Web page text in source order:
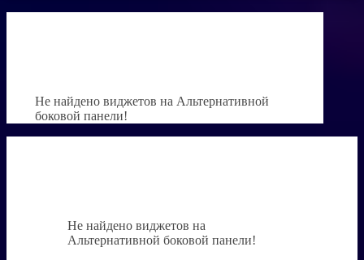
Не найдено виджетов на Альтернативной
боковой панели!
Не найдено виджетов на
Альтернативной боковой панели!